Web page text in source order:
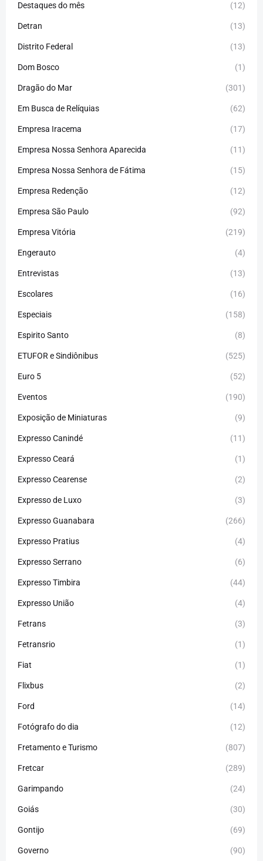
Destaques do mês (12)
Detran (13)
Distrito Federal (13)
Dom Bosco (1)
Dragão do Mar (301)
Em Busca de Relíquias (62)
Empresa Iracema (17)
Empresa Nossa Senhora Aparecida (11)
Empresa Nossa Senhora de Fátima (15)
Empresa Redenção (12)
Empresa São Paulo (92)
Empresa Vitória (219)
Engerauto (4)
Entrevistas (13)
Escolares (16)
Especiais (158)
Espirito Santo (8)
ETUFOR e Sindiônibus (525)
Euro 5 (52)
Eventos (190)
Exposição de Miniaturas (9)
Expresso Canindé (11)
Expresso Ceará (1)
Expresso Cearense (2)
Expresso de Luxo (3)
Expresso Guanabara (266)
Expresso Pratius (4)
Expresso Serrano (6)
Expresso Timbira (44)
Expresso União (4)
Fetrans (3)
Fetransrio (1)
Fiat (1)
Flixbus (2)
Ford (14)
Fotógrafo do dia (12)
Fretamento e Turismo (807)
Fretcar (289)
Garimpando (24)
Goiás (30)
Gontijo (69)
Governo (90)